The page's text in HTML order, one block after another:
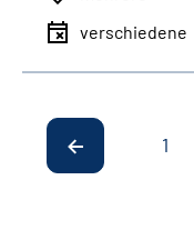
verschiedene
1